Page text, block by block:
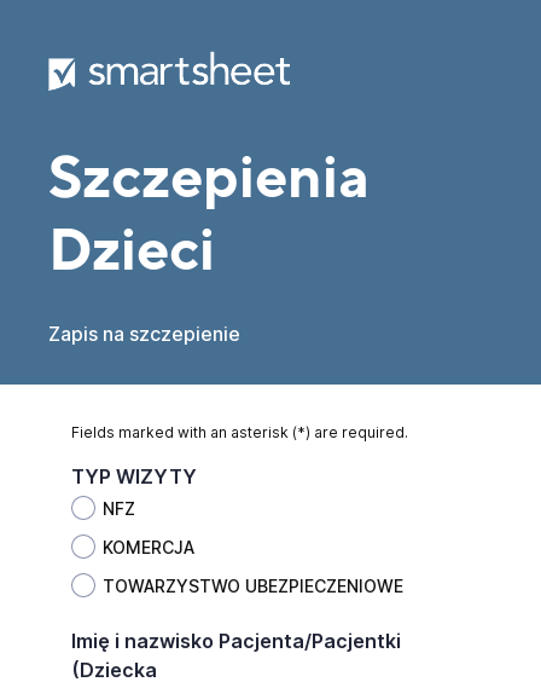
Szczepienia
Dzieci
Zapis na szczepienie
Fields marked with an asterisk (*) are required.
TYP WIZYTY
NFZ
KOMERCJA
TOWARZYSTWO UBEZPIECZENIOWE
Imię i nazwisko Pacjenta/Pacjentki
(Dziecka